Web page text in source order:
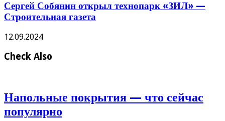
Сергей Собянин открыл технопарк «ЗИЛ» —
Строительная газета
12.09.2024
Check Also
Напольные покрытия — что сейчас
популярно